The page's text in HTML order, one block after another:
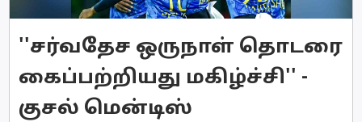
''சர்வதேச ஒருநாள் தொடரை
கைப்பற்றியது மகிழ்ச்சி'' -
குசல் மென்டிஸ்